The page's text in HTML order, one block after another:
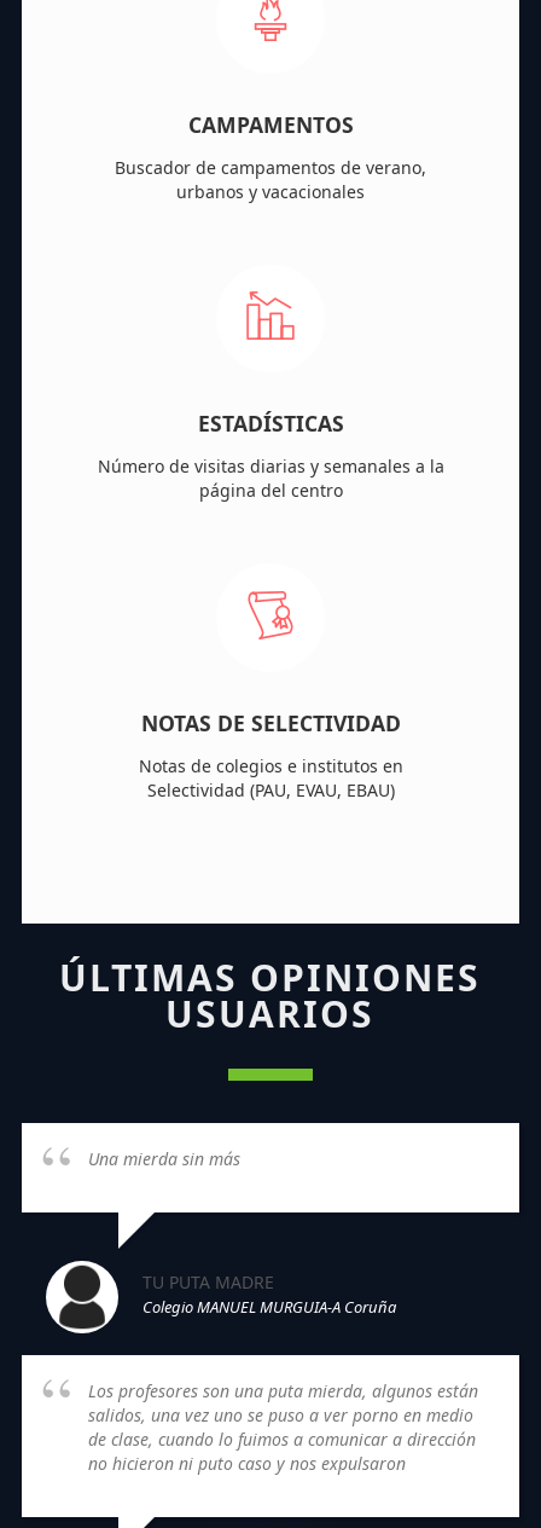
CAMPAMENTOS
Buscador de campamentos de verano,
urbanos y vacacionales
ESTADÍSTICAS
Número de visitas diarias y semanales a la
página del centro
NOTAS DE SELECTIVIDAD
Notas de colegios e institutos en
Selectividad (PAU, EVAU, EBAU)
ÚLTIMAS OPINIONES
USUARIOS
Una mierda sin más
TU PUTA MADRE
Colegio MANUEL MURGUIA-A Coruña
Los profesores son una puta mierda, algunos están
salidos, una vez uno se puso a ver porno en medio
de clase, cuando lo fuimos a comunicar a dirección
no hicieron ni puto caso y nos expulsaron